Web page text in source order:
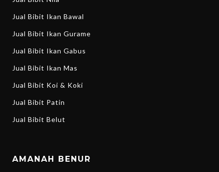
Jual Bibit Ikan Bawal
Jual Bibit Ikan Gurame
Jual Bibit Ikan Gabus
Jual Bibit Ikan Mas
Jual Bibit Koi & Koki
Jual Bibit Patin
Jual Bibit Belut
AMANAH BENUR